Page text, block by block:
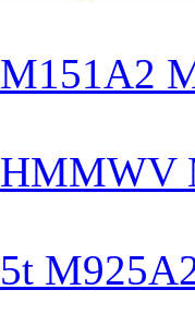
M151A2
HMMWV
5t